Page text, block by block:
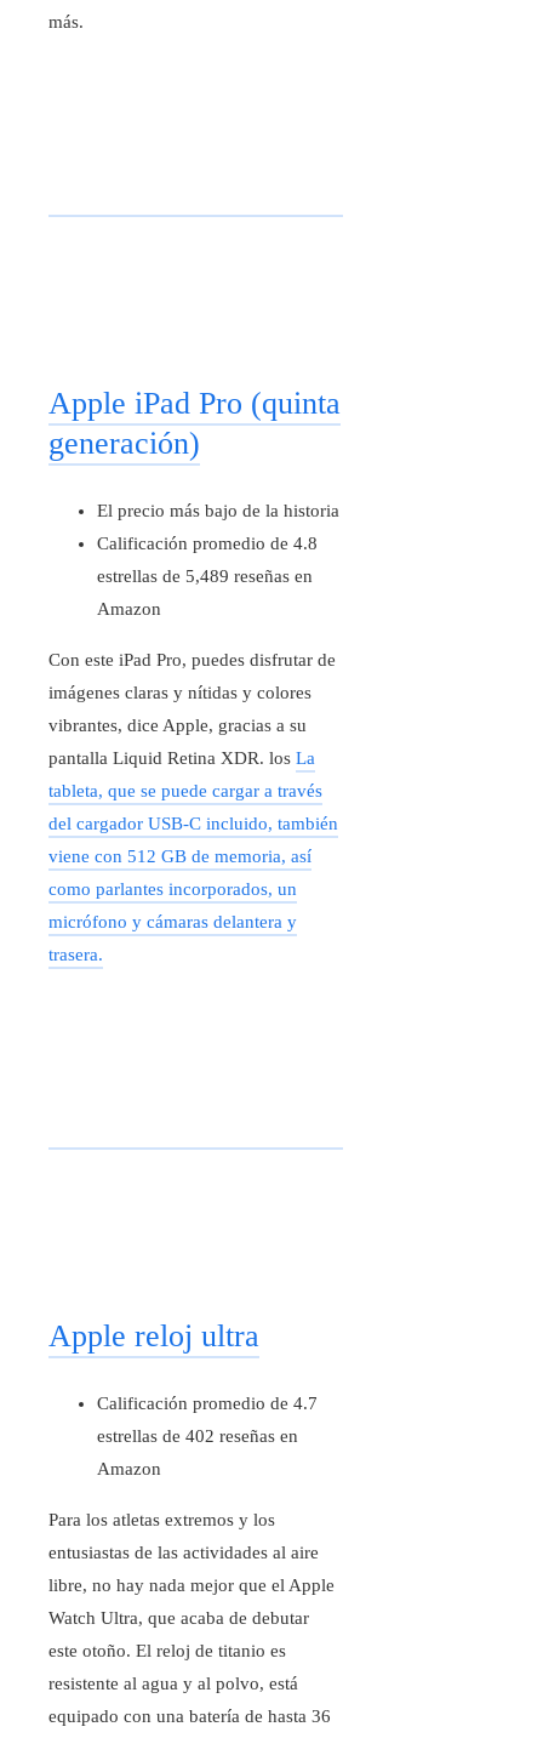
más.
Apple iPad Pro (quinta
generación)
El precio más bajo de la historia
Calificación promedio de 4.8
estrellas de 5,489 reseñas en
Amazon
Con este iPad Pro, puedes disfrutar de
imágenes claras y nítidas y colores
vibrantes, dice Apple, gracias a su
pantalla Liquid Retina XDR. los La
tableta, que se puede cargar a través
del cargador USB-C incluido, también
viene con 512 GB de memoria, así
como parlantes incorporados, un
micrófono y cámaras delantera y
trasera.
Apple reloj ultra
Calificación promedio de 4.7
estrellas de 402 reseñas en
Amazon
Para los atletas extremos y los
entusiastas de las actividades al aire
libre, no hay nada mejor que el Apple
Watch Ultra, que acaba de debutar
este otoño. El reloj de titanio es
resistente al agua y al polvo, está
equipado con una batería de hasta 36